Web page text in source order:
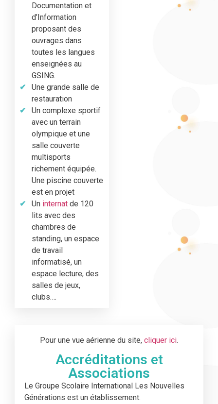
Documentation et
d’Information
proposant des
ouvrages dans
toutes les langues
enseignées au
GSING.
Une grande salle de
restauration
Un complexe sportif
avec un terrain
olympique et une
salle couverte
multisports
richement équipée.
Une piscine couverte
est en projet
Un internat de 120
lits avec des
chambres de
standing, un espace
de travail
informatisé, un
espace lecture, des
salles de jeux,
clubs….
Pour une vue aérienne du site, cliquer ici.
Accréditations et
Associations
Le Groupe Scolaire International Les Nouvelles
Générations est un établissement: